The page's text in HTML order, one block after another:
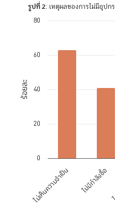
รูปที่ 2: เหตุผลของการไม่มีอุป
The chart has 1 X axis
ร้อยละ
ไม่เห็นความจำเป็น ไม่มีกำลังซื้อ
0
20
40
60
80